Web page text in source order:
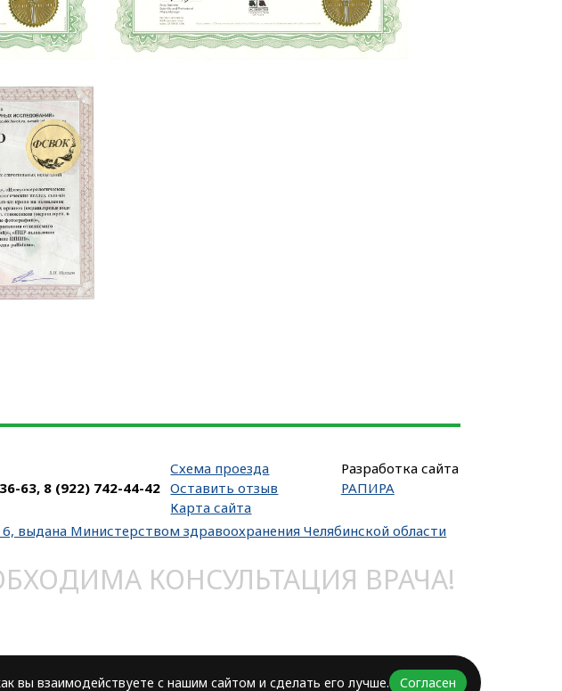
63, 8 (922) 742-44-42
Схема проезда
Оставить отзыв
Карта сайта
выдана Министерством здравоохранения Челябинской области
КОНСУЛЬТАЦИЯ ВРАЧА!
Разработка сайта
РАПИРА
вы взаимодействуете с нашим сайтом и сделать его лучше. Согласен